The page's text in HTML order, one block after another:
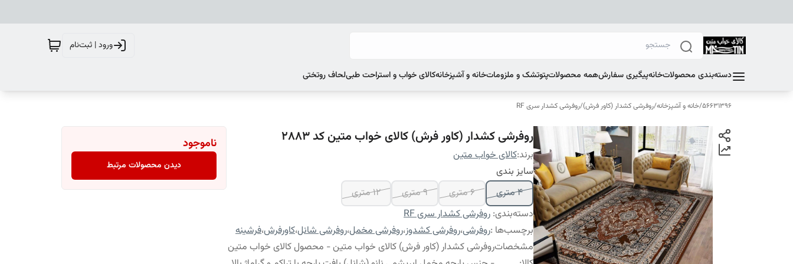
ورود | ثبت‌نام
دسته‌بندی محصولاتخانهپیگیری سفارشهمه محصولاتپتوتشک و ملزوماتخانه و آشپزخانهکالای خواب و استراحت طبیلحاف روتختی
56631396
/خانه و آشپزخانه/روفرشی کشدار (کاور فرش)/روفرشی کشدار سری RF
روفرشی کشدار (کاور فرش) کالای خواب متین کد 2883
برند:کالای خواب متین
سایز بندی
4 متری
6 متری 9 متری
12 متری
دسته‌بندی: روفرشی کشدار سری RF
برچسب‌ها :روفرشی،روفرشی کشدوز،روفرشی مخمل،روفرشی شانل،کاورفرش،فرشینه
مشخصاتروفرشی کشدار (کاور فرش) کالای خواب متین - محصول کالای خواب متین
ناموجود
دیدن محصولات مرتبط